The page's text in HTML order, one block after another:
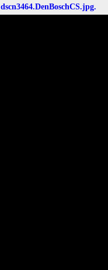
dscn3464.DenBoschCS.jpg.